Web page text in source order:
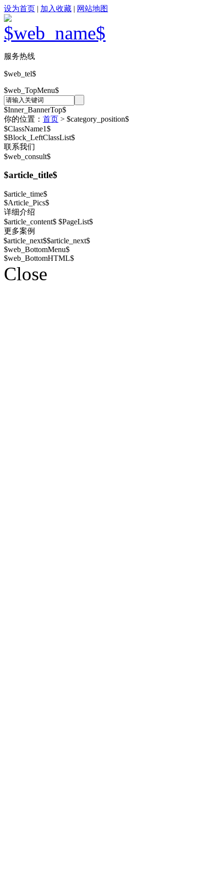
设为首页 | 加入收藏 | 网站地图
服务热线
$web_tel$
$web_TopMenu$
$Inner_BannerTop$
你的位置： 首页 > $category_position$
$ClassName1$
$Block_LeftClassList$
联系我们
$web_consult$
$article_title$
$article_time$
$Article_Pics$
详细介绍
$article_content$ $PageList$
更多案例
$article_next$$article_next$
$web_BottomMenu$
$web_BottomHTML$
Close